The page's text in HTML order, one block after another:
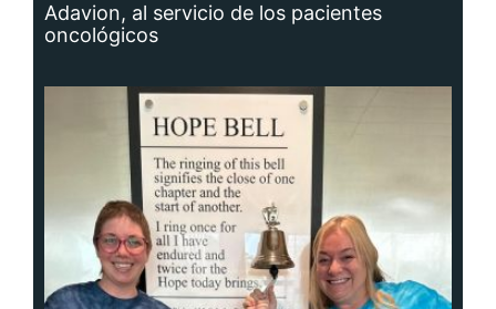
Adavion, al servicio de los pacientes
oncológicos